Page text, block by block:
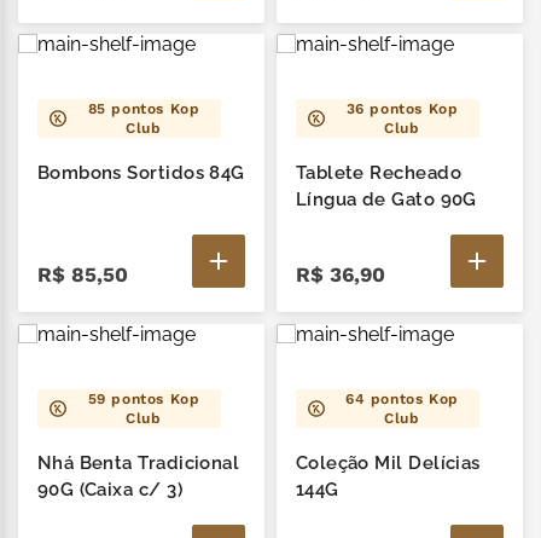
85 pontos Kop
Club
Bombons Sortidos 84G
R$ 85,50
36 pontos Kop
Club
Tablete Recheado
Língua de Gato 90G
R$ 36,90
59 pontos Kop
Club
Nhá Benta Tradicional
90G (Caixa c/ 3)
64 pontos Kop
Club
Coleção Mil Delícias
144G
10º trufas